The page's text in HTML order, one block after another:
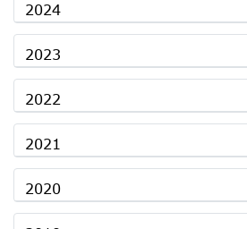
2024
2023
2022
2021
2020